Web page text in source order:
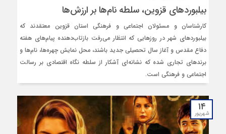
بیلبوردهای قزوین، سلطه نام‌ها بر ارزش‌ها
کارشناسان و مسئولان اجتماعی و فرهنگی استان قزوین معتقدند که
بیلبوردهای شهر در روزهایی که انتظار می‌رفت بازتاب‌دهنده پیام‌های هفته
دفاع مقدس و آغاز سال تحصیلی جدید باشند، محل نمایش چهره‌ها، نام‌ها و
برندهای تجاری شده که نشانه‌ای آشکار از سلطه نگاه اقتصادی بر رسالت
اجتماعی و فرهنگی است.
۱۴
شهریور